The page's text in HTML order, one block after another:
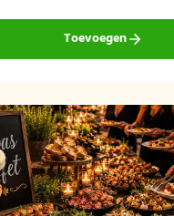
Toevoegen